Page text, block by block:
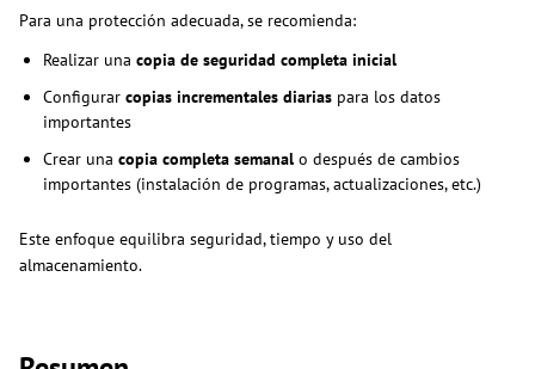
Para una protección adecuada, se recomienda:
Realizar una copia de seguridad completa inicial
Configurar copias incrementales diarias para los datos
importantes
Crear una copia completa semanal o después de cambios
importantes (instalación de programas, actualizaciones, etc.)
Este enfoque equilibra seguridad, tiempo y uso del
almacenamiento.